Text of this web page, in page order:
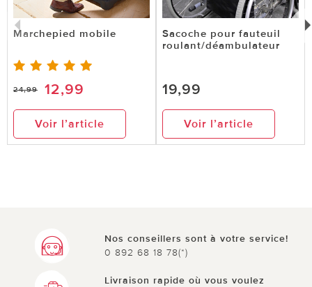
Marchepied mobile
24,99 12,99
Voir l’article
Sacoche pour fauteuil
roulant/déambulateur
19,99
Voir l’article
Nos conseillers sont à votre service!
0 892 68 18 78(*)
Livraison rapide où vous voulez